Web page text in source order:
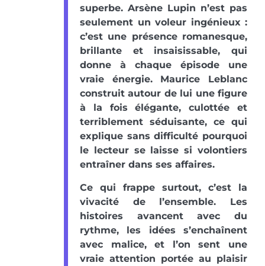
superbe. Arsène Lupin n’est pas
seulement un voleur ingénieux :
c’est une présence romanesque,
brillante et insaisissable, qui
donne à chaque épisode une
vraie énergie. Maurice Leblanc
construit autour de lui une figure
à la fois élégante, culottée et
terriblement séduisante, ce qui
explique sans difficulté pourquoi
le lecteur se laisse si volontiers
entraîner dans ses affaires.
Ce qui frappe surtout, c’est la
vivacité de l’ensemble. Les
histoires avancent avec du
rythme, les idées s’enchaînent
avec malice, et l’on sent une
vraie attention portée au plaisir